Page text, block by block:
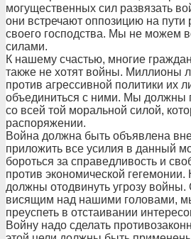
могущественных сил развязать
они встречают оппозицию на пути
своего господства. Мы не можем
силами.
К нашему счастью, многие
также не хотят войны. Миллионы
против агрессивной политики их
объединиться с ними. Мы должны
со всей той моральной силой,
распоряжении.
Война должна быть объявлена
приложить все усилия в данный
бороться за справедливость и
против экономической
должны отодвинуть угрозу
висящим над нашими головами,
преуспеть в отстаивании
Войну надо сделать